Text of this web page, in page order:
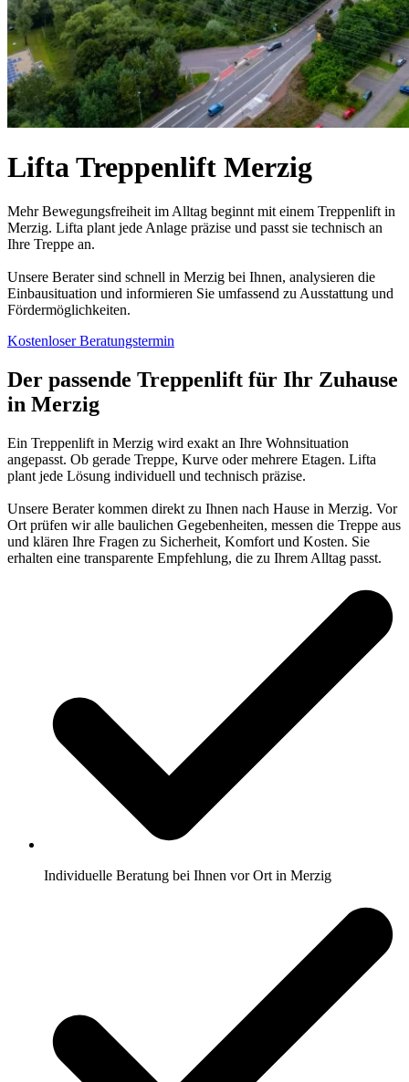
Lifta Treppenlift Merzig
Mehr Bewegungsfreiheit im Alltag beginnt mit einem Treppenlift in
Merzig. Lifta plant jede Anlage präzise und passt sie technisch an
Ihre Treppe an.
Unsere Berater sind schnell in Merzig bei Ihnen, analysieren die
Einbausituation und informieren Sie umfassend zu Ausstattung und
Fördermöglichkeiten.
Kostenloser Beratungstermin
Der passende Treppenlift für Ihr Zuhause
in Merzig
Ein Treppenlift in Merzig wird exakt an Ihre Wohnsituation
angepasst. Ob gerade Treppe, Kurve oder mehrere Etagen. Lifta
plant jede Lösung individuell und technisch präzise.
Unsere Berater kommen direkt zu Ihnen nach Hause in Merzig. Vor
Ort prüfen wir alle baulichen Gegebenheiten, messen die Treppe aus
und klären Ihre Fragen zu Sicherheit, Komfort und Kosten. Sie
erhalten eine transparente Empfehlung, die zu Ihrem Alltag passt.
Individuelle Beratung bei Ihnen vor Ort in Merzig